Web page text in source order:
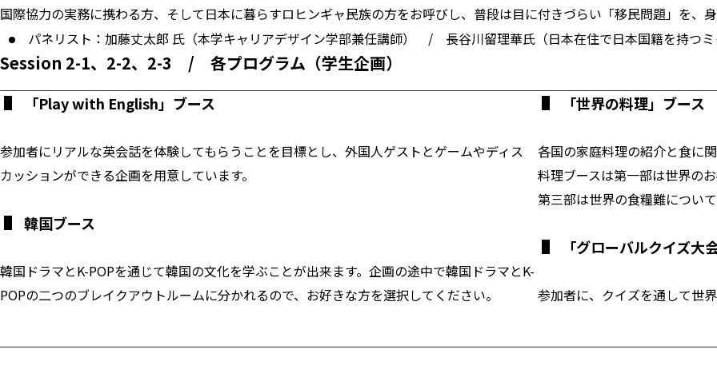
国際協力の実務に携わる方、そして日本に暮らすロヒンギャ民族の方をお呼びし、普段は目に付きづらい「移民問題」を、
パネリスト：加藤丈太郎 氏（本学キャリアデザイン学部兼任講師） / 長谷川留理華氏（日本在住で日本国籍を持つ
Session 2-1、2-2、2-3 / 各プログラム（学生企画）
「Play with English」ブース
参加者にリアルな英会話を体験してもらうことを目標とし、外国人ゲストとゲームやディス
カッションができる企画を用意しています。
韓国ブース
韓国ドラマとK-POPを通じて韓国の文化を学ぶことが出来ます。企画の途中で韓国ドラマとK-
POPの二つのブレイクアウトルームに分かれるので、お好きな方を選択してください。
「世界の料理」ブース
各国の家庭料理の紹介と食に
料理ブースは第一部は世界の
第三部は世界の食糧難につい
「グローバルクイズ大
参加者に、クイズを通して世